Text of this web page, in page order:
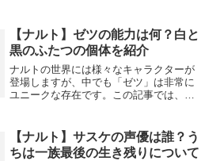
て関係性があります。初代猪鹿蝶は伝説
的な存在であり、彼らの活躍...
【ナルト】ゼツの能力は何？白と
黒のふたつの個体を紹介
ナルトの世界には様々なキャラクターが
登場しますが、中でも「ゼツ」は非常に
ユニークな存在です。この記事では、ゼ
「白ゼツ」と「黒ゼツ」の二つの存在が
あり、それぞれ異なる能力...
【ナルト】サスケの声優は誰？う
ちは一族最後の生き残りについて